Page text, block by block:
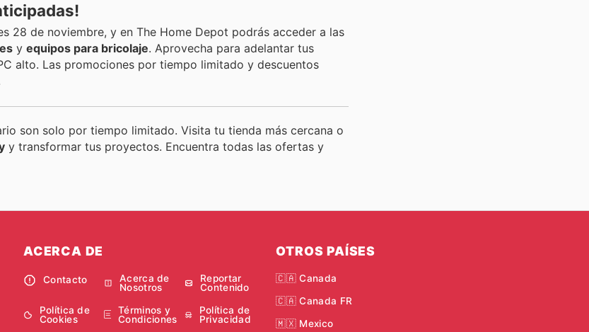
28 de noviembre, y en The Home Depot podrás acceder a las
y equipos para bricolaje. Aprovecha para adelantar tus
alto. Las promociones por tiempo limitado y descuentos
son solo por tiempo limitado. Visita tu tienda más cercana o
y transformar tus proyectos. Encuentra todas las ofertas y
ACERCA DE
Contacto
Acerca de
Nosotros
Reportar
Contenido
Política de
Cookies
Términos y
Condiciones
Política de
Privacidad
OTROS PAÍSES
🇨🇦 Canada
🇨🇦 Canada FR
🇲🇽 Mexico